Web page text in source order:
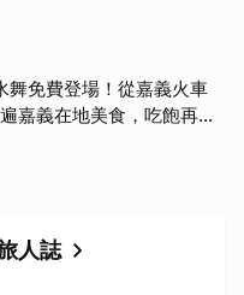
舞免費登場！從嘉義火車
嘉義在地美食，吃飽再去
末就這樣安排吧！
人誌